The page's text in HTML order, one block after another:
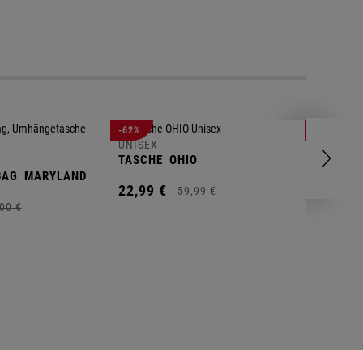
MARYLAND
€
-62%
UNISEX
TASCHE OHIO
22,99 € 59,99 €